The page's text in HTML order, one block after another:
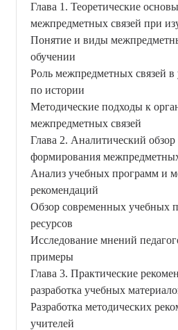
Глава 1. Теоретические
межпредметных связей при
Понятие и виды
обучении
Роль межпредметных связей в
по истории
Методические подходы к
межпредметных связей
Глава 2. Аналитический обзор
формирования межпредметных
Анализ учебных программ и
рекомендаций
Обзор современных учебных
ресурсов
Исследование мнений
примеры
Глава 3. Практические
разработка учебных
Разработка методических
учителей